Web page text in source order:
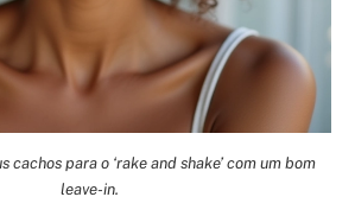
cachos para o ‘rake and shake’ com um bom
leave-in.